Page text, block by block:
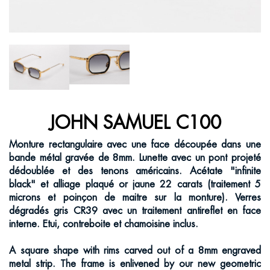
JOHN SAMUEL C100
Monture rectangulaire avec une face découpée dans une
bande métal gravée de 8mm. Lunette avec un pont projeté
dédoublée et des tenons américains. Acétate "infinite
black" et alliage plaqué or jaune 22 carats (traitement 5
microns et poinçon de maitre sur la monture). Verres
dégradés gris CR39 avec un traitement antireflet en face
interne. Etui, contreboite et chamoisine inclus.
A square shape with rims carved out of a 8mm engraved
metal strip. The frame is enlivened by our new geometric